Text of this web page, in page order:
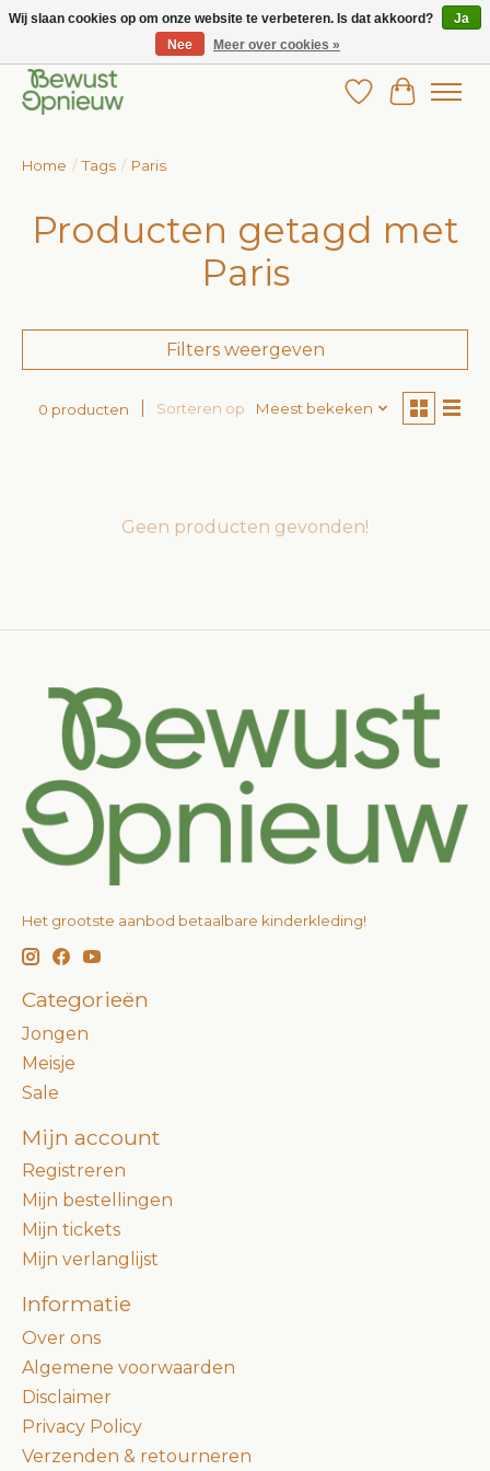
Wij bieden het grootste aanbod in betaalbare kinderkleding!
Verlanglijst
Home / Tags / Paris
Producten getagd met
Paris
Filters weergeven
0 producten Sorteren op Meest bekeken
Geen producten gevonden!
Het grootste aanbod betaalbare kinderkleding!
Categorieën
Jongen
Meisje
Sale
Mijn account
Registreren
Mijn bestellingen
Mijn tickets
Mijn verlanglijst
Informatie
Over ons
Algemene voorwaarden
Disclaimer
Privacy Policy
Verzenden & retourneren
Wij slaan cookies op om onze website te verbeteren. Is dat akkoord?
Ja
Nee
Meer over cookies »